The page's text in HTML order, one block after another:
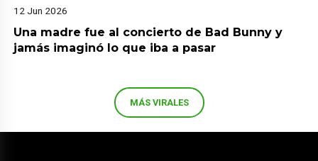
12 Jun 2026
Una madre fue al concierto de Bad Bunny y
jamás imaginó lo que iba a pasar
MÁS VIRALES